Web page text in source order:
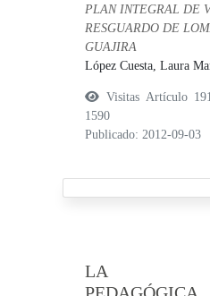
PLAN INTEGRAL DE
RESGUARDO DE
GUAJIRA
López Cuesta, Laura
Visitas Artículo
1590
Publicado: 2012-09-03
LA